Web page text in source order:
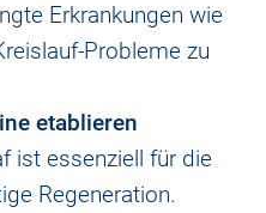
Erkrankungen wie
Probleme zu
etablieren
ist essenziell für die
Regeneration.